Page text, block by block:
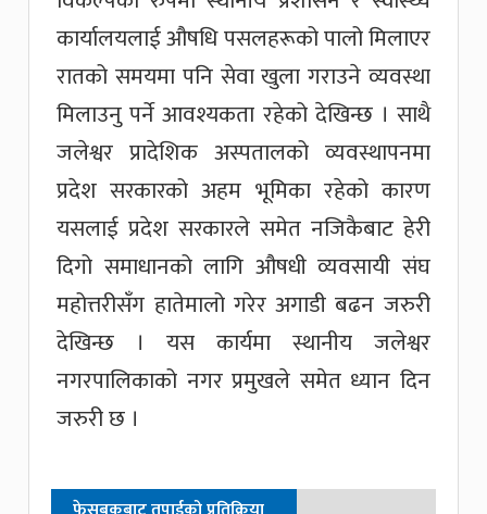
कार्यालयलाई औषधि पसलहरूको पालो मिलाएर
रातको समयमा पनि सेवा खुला गराउने व्यवस्था
मिलाउनु पर्ने आवश्यकता रहेको देखिन्छ । साथै
जलेश्वर प्रादेशिक अस्पतालको व्यवस्थापनमा
प्रदेश सरकारको अहम भूमिका रहेको कारण
यसलाई प्रदेश सरकारले समेत नजिकैबाट हेरी
दिगो समाधानको लागि औषधी व्यवसायी संघ
महोत्तरीसँग हातेमालो गरेर अगाडी बढन जरुरी
देखिन्छ । यस कार्यमा स्थानीय जलेश्वर
नगरपालिकाको नगर प्रमुखले समेत ध्यान दिन
जरुरी छ ।